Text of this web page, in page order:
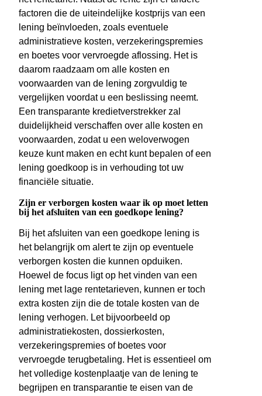
factoren die de uiteindelijke kostprijs van een
lening beïnvloeden, zoals eventuele
administratieve kosten, verzekeringspremies
en boetes voor vervroegde aflossing. Het is
daarom raadzaam om alle kosten en
voorwaarden van de lening zorgvuldig te
vergelijken voordat u een beslissing neemt.
Een transparante kredietverstrekker zal
duidelijkheid verschaffen over alle kosten en
voorwaarden, zodat u een weloverwogen
keuze kunt maken en echt kunt bepalen of een
lening goedkoop is in verhouding tot uw
financiële situatie.
Zijn er verborgen kosten waar ik op moet letten
bij het afsluiten van een goedkope lening?
Bij het afsluiten van een goedkope lening is
het belangrijk om alert te zijn op eventuele
verborgen kosten die kunnen opduiken.
Hoewel de focus ligt op het vinden van een
lening met lage rentetarieven, kunnen er toch
extra kosten zijn die de totale kosten van de
lening verhogen. Let bijvoorbeeld op
administratiekosten, dossierkosten,
verzekeringspremies of boetes voor
vervroegde terugbetaling. Het is essentieel om
het volledige kostenplaatje van de lening te
begrijpen en transparantie te eisen van de